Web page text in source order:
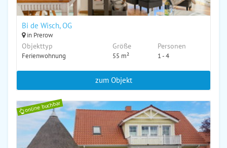
Bi de Wisch, OG
in Prerow
Objekttyp
Ferienwohnung
Größe
55 m²
Personen
1 - 4
zum Objekt
online buchbar